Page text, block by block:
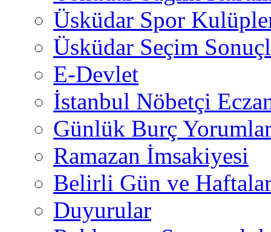
Üsküdar Spor
Üsküdar Seçim
E-Devlet
İstanbul Nöbetçi
Günlük Burç
Ramazan İmsakiyesi
Belirli Gün ve
Duyurular